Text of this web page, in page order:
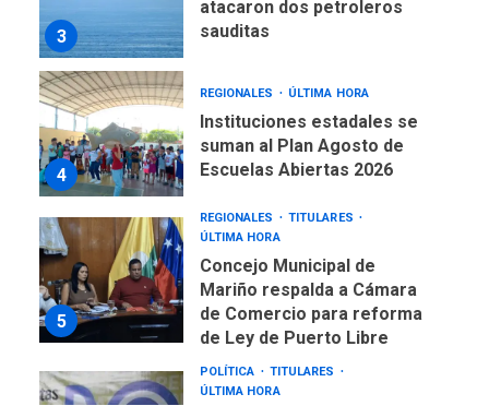
3
sauditas
4
suman al Plan Agosto de
Escuelas Abiertas 2026
5
ÚLTIMA HORA
Mariño respalda a Cámara
de Comercio para reforma
de Ley de Puerto Libre
ÚLTIMA HORA